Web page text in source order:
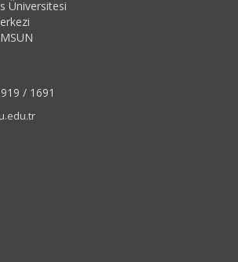
Üniversitesi
/ 1691